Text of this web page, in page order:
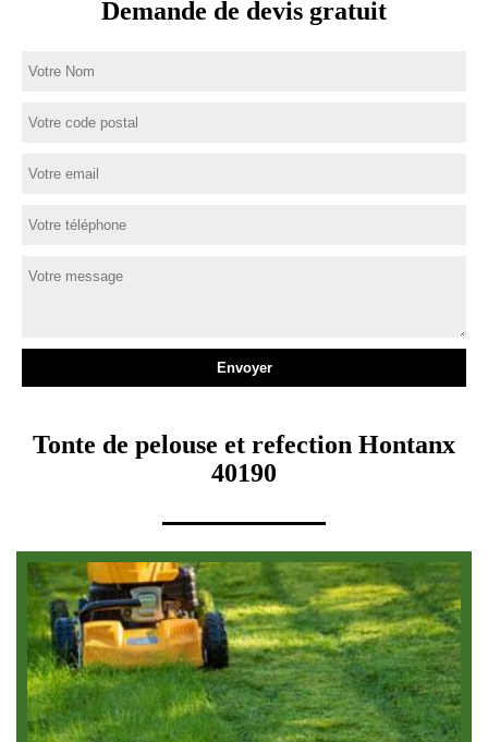
Demande de devis gratuit
Tonte de pelouse et refection Hontanx
40190